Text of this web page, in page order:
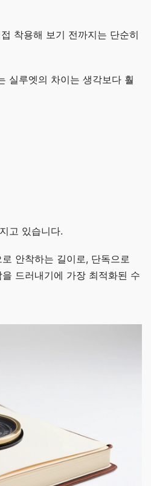
착용해 보기 전까지는 단순히
실루엣의 차이는 생각보다 훨
고 있습니다.
안착하는 길이로, 단독으로
드러내기에 가장 최적화된 수